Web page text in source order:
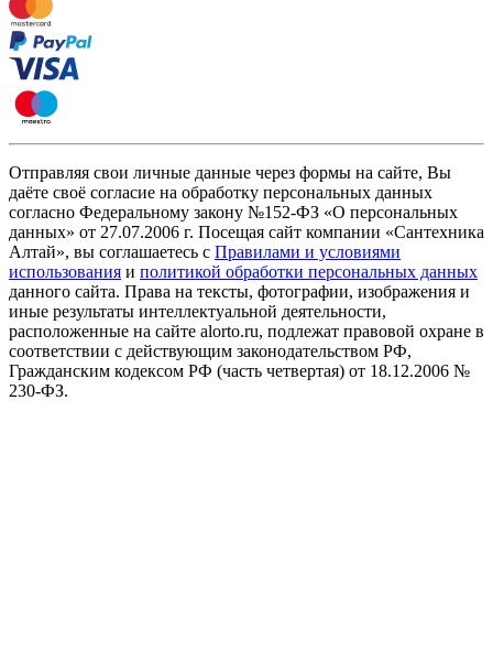
Отправляя свои личные данные через формы на сайте, Вы
даёте своё согласие на обработку персональных данных
согласно Федеральному закону №152-ФЗ «О персональных
данных» от 27.07.2006 г. Посещая сайт компании «Cантехника
Алтай», вы соглашаетесь с Правилами и условиями
использования и политикой обработки персональных данных
данного сайта. Права на тексты, фотографии, изображения и
иные результаты интеллектуальной деятельности,
расположенные на сайте alorto.ru, подлежат правовой охране в
соответствии с действующим законодательством РФ,
Гражданским кодексом РФ (часть четвертая) от 18.12.2006 №
230-ФЗ.